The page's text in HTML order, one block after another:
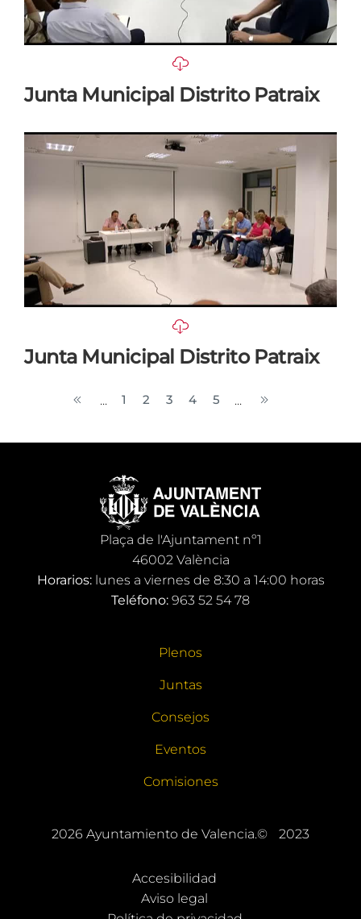
Junta Municipal Distrito Patraix
Junta Municipal Distrito Patraix
... 1 2 3 4 5 ...
Plaça de l'Ajuntament nº1
46002 València
Horarios:lunes a viernes de 8:30 a 14:00 horas
Teléfono: 963 52 54 78
Plenos
Juntas
Consejos
Eventos
Comisiones
2026 Ayuntamiento de Valencia.© 2023
Accesibilidad
Aviso legal